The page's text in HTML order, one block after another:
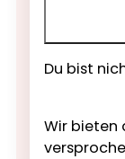
Du bist
Wir bieten